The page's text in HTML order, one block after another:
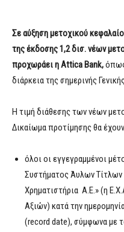
Σε αύξηση μετοχικού
της έκδοσης 1,2 δισ. νέων
προχωράει η Attica Bank,
διάρκεια της σημερινής
Η τιμή διάθεσης των νέων
Δικαίωμα προτίμησης θα
όλοι οι εγγεγραμμένοι
Συστήματος Άυλων Τίτλων
Χρηματιστήρια Α.Ε.» (η
Αξιών) κατά την
(record date), σύμφωνα με